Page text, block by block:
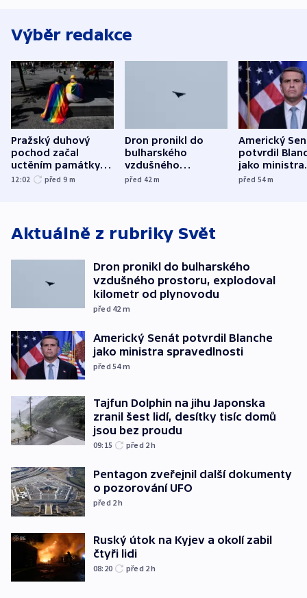
Výběr redakce
Pražský duhový
pochod začal
uctěním památky
obětí berlínského
12:02 před 9 m
Dron pronikl do
bulharského
vzdušného
prostoru,
před 42m
Americký
potvrdil
jako ministra
před 54m
Aktuálně z rubriky Svět
Dron pronikl do bulharského
vzdušného prostoru, explodoval
kilometr od plynovodu
před 42 m
Americký Senát potvrdil Blanche
jako ministra spravedlnosti
před 54m
Tajfun Dolphin na jihu Japonska
zranil šest lidí, desítky tisíc domů
jsou bez proudu
09:15 před 2h
Pentagon zveřejnil další dokumenty
o pozorování UFO
před 2h
Ruský útok na Kyjev a okolí zabil
čtyři lidi
08:20 před 2h